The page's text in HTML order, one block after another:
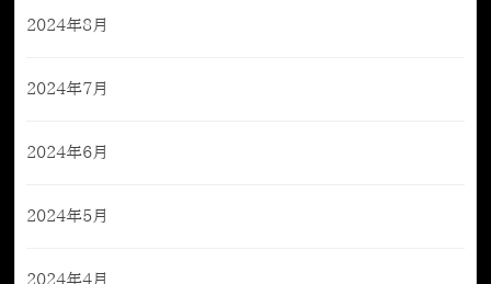
2024年8月
2024年7月
2024年6月
2024年5月
2024年4月